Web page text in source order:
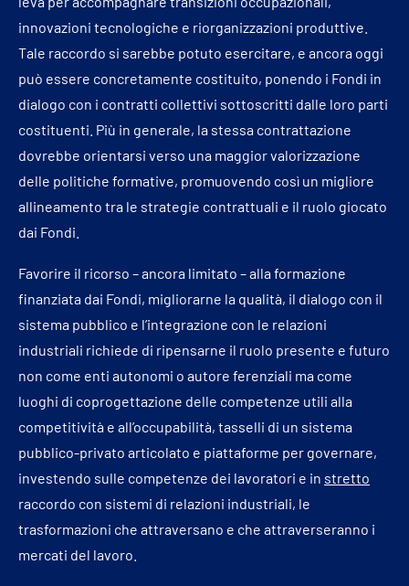
innovazioni tecnologiche e riorganizzazioni produttive.
Tale raccordo si sarebbe potuto esercitare, e ancora oggi
può essere concretamente costituito, ponendo i Fondi in
dialogo con i contratti collettivi sottoscritti dalle loro parti
costituenti. Più in generale, la stessa contrattazione
dovrebbe orientarsi verso una maggior valorizzazione
delle politiche formative, promuovendo così un migliore
allineamento tra le strategie contrattuali e il ruolo giocato
dai Fondi.
Favorire il ricorso – ancora limitato – alla formazione
finanziata dai Fondi, migliorarne la qualità, il dialogo con il
sistema pubblico e l’integrazione con le relazioni
industriali richiede di ripensarne il ruolo presente e futuro
non come enti autonomi o autore ferenziali ma come
luoghi di coprogettazione delle competenze utili alla
competitività e all’occupabilità, tasselli di un sistema
pubblico-privato articolato e piattaforme per governare,
investendo sulle competenze dei lavoratori e in stretto
raccordo con sistemi di relazioni industriali, le
trasformazioni che attraversano e che attraverseranno i
mercati del lavoro.